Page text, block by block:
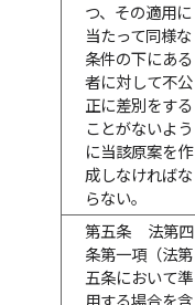
つ、その適用に
当たって同様な
条件の下にある
者に対して不公
正に差別をする
ことがないよう
に当該原案を作
成しなければな
らない。
第五条
法第四
条第一項（法第
五条において準
用する場合を含